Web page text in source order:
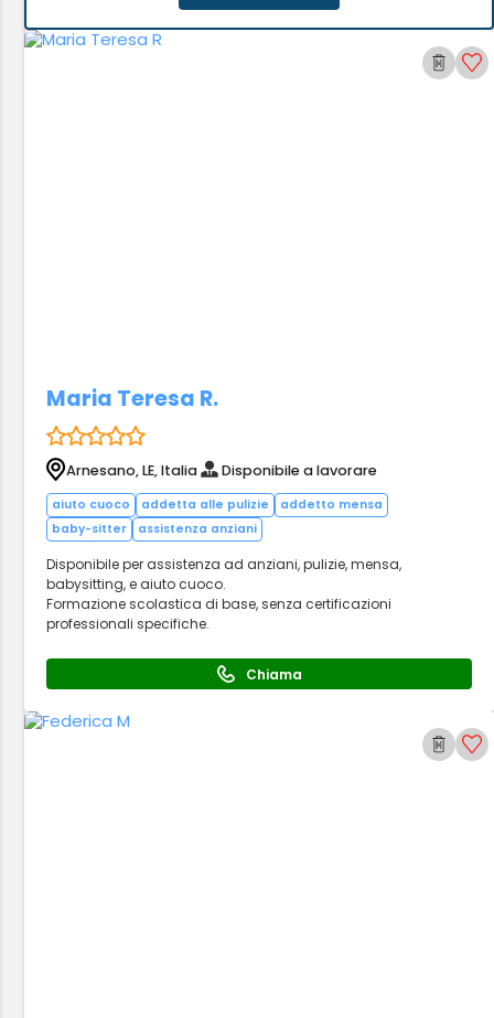
Maria Teresa R.
Arnesano, LE, Italia Disponibile a lavorare
aiuto cuoco addetta alle pulizie
addetto mensa
baby-sitter
assistenza anziani
Disponibile per assistenza ad anziani, pulizie, mensa,
babysitting, e aiuto cuoco.
Formazione scolastica di base, senza certificazioni
professionali specifiche.
Chiama